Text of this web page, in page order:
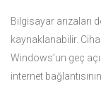
Bilgisayar arızaları
kaynaklanabilir.
Windows’un geç
internet